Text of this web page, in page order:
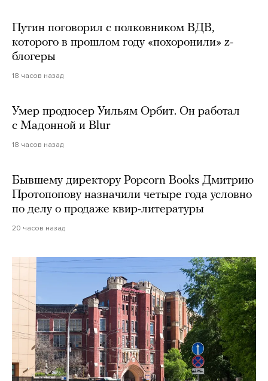
Путин поговорил с полковником ВДВ,
которого в прошлом году «похоронили» z-
блогеры
18 часов назад
Умер продюсер Уильям Орбит. Он работал
с Мадонной и Blur
18 часов назад
Бывшему директору Popcorn Books Дмитрию
Протопопову назначили четыре года условно
по делу о продаже квир-литературы
20 часов назад